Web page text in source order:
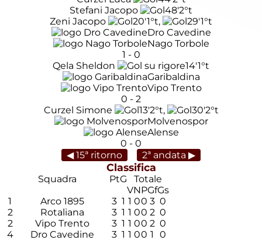
Stefani Jacopo
48'2°t
Zeni Jacopo
20'1°t, 29'1°t
Dro Cavedine
Nago Torbole
1 - 0
Qela Sheldon
14'1°t
Garibaldina
Vipo Trento
0 - 2
Curzel Simone
13'2°t, 30'2°t
Molvenospor
Alense
0 - 0
◀ 15ª ritorno
2ª andata ▶
Classifica
Squadra PtG
Totale
VNPGfGs
1
Arco 1895 3 1 1 00 3 0
2
Rotaliana 3 1 1 00 2 0
2
Vipo Trento 3 1 1 00 2 0
4
Dro Cavedine 3 1 1 00 1
0